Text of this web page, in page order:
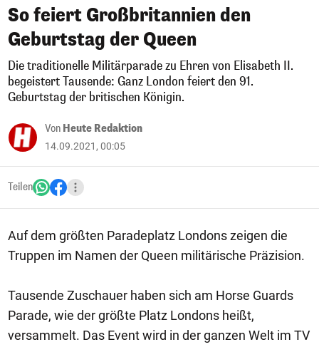
So feiert Großbritannien den
Geburtstag der Queen
Die traditionelle Militärparade zu Ehren von Elisabeth II.
begeistert Tausende: Ganz London feiert den 91.
Geburtstag der britischen Königin.
Von Heute Redaktion
14.09.2021, 00:05
Teilen
Auf dem größten Paradeplatz Londons zeigen die
Truppen im Namen der Queen militärische Präzision.
Tausende Zuschauer haben sich am Horse Guards
Parade, wie der größte Platz Londons heißt,
versammelt. Das Event wird in der ganzen Welt im TV